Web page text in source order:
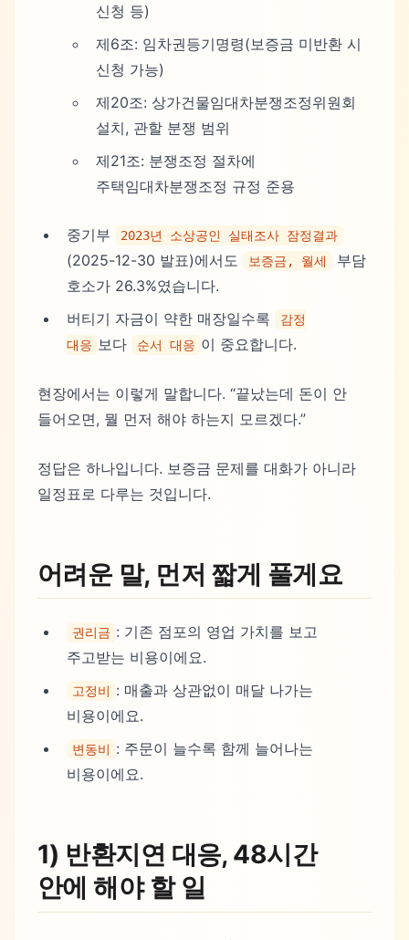
신청 등)
제6조: 임차권등기명령(보증금 미반환 시
신청 가능)
제20조: 상가건물임대차분쟁조정위원회
설치, 관할 분쟁 범위
제21조: 분쟁조정 절차에
주택임대차분쟁조정 규정 준용
중기부 2023년 소상공인 실태조사 잠정결과
(2025-12-30 발표)에서도 보증금, 월세
부담
호소가 26.3%였습니다.
버티기 자금이 약한 매장일수록
감정
대응 보다 순서 대응 이 중요합니다.
현장에서는 이렇게 말합니다. “끝났는데 돈이 안
들어오면, 뭘 먼저 해야 하는지 모르겠다.”
정답은 하나입니다. 보증금 문제를 대화가 아니라
일정표로 다루는 것입니다.
어려운 말, 먼저 짧게 풀게요
권리금 : 기존 점포의 영업 가치를 보고
주고받는 비용이에요.
고정비 : 매출과 상관없이 매달 나가는
비용이에요.
변동비 : 주문이 늘수록 함께 늘어나는
비용이에요.
1) 반환지연 대응, 48시간
안에 해야 할 일